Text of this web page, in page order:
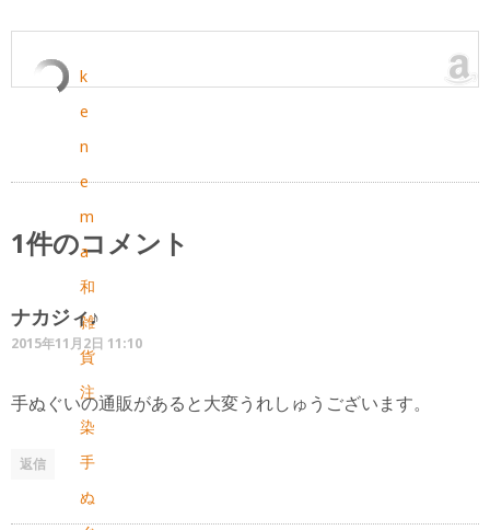
k
e
n
e
m
a
和
雑
貨
注
染
手
ぬ
1件のコメント
ナカジィ♪
2015年11月2日 11:10
手ぬぐいの通販があると大変うれしゅうございます。
返信